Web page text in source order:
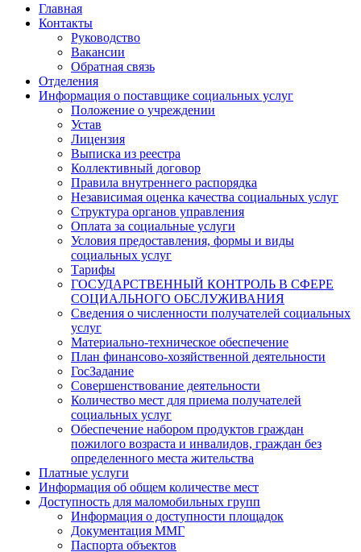
Главная
Контакты
Руководство
Вакансии
Обратная связь
Отделения
Информация о поставщике социальных услуг
Положение о учреждении
Устав
Лицензия
Выписка из реестра
Коллективный договор
Правила внутреннего распорядка
Независимая оценка качества социальных услуг
Структура органов управления
Оплата за социальные услуги
Условия предоставления, формы и виды
социальных услуг
Тарифы
ГОСУДАРСТВЕННЫЙ КОНТРОЛЬ В СФЕРЕ
СОЦИАЛЬНОГО ОБСЛУЖИВАНИЯ
Сведения о численности получателей социальных
услуг
Материально-техническое обеспечение
План финансово-хозяйственной деятельности
ГосЗадание
Совершенствование деятельности
Количество мест для приема получателей
социальных услуг
Обеспечение набором продуктов граждан
пожилого возраста и инвалидов, граждан без
определенного места жительства
Платные услуги
Информация об общем количестве мест
Доступность для маломобильных групп
Информация о доступности площадок
Документация ММГ
Паспорта объектов